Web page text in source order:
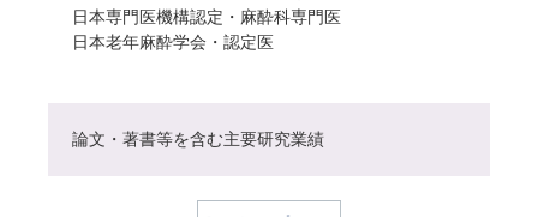
日本専門医機構認定・麻酔科専門医
日本老年麻酔学会・認定医
論文・著書等を含む主要研究業績